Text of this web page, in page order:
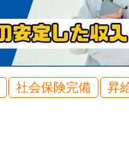
社会保険完備
昇